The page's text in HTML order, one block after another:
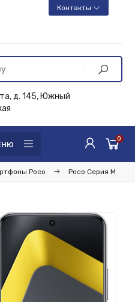
Контакты
д. 145, Южный
0
Poco Poco Серия М